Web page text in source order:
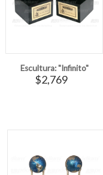
Escultura: "Infinito"
$2,769